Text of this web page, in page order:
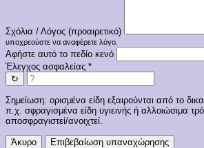
Σχόλια / Λόγος (προαιρετικό)
υποχρεούστε να αναφέρετε λόγο.
Αφήστε αυτό το πεδίο κενό
Έλεγχος ασφαλείας *
↻
Σημείωση: ορισμένα είδη εξαιρούνται από το
π.χ. σφραγισμένα είδη υγιεινής ή αλλοιώσιμα
αποσφραγιστεί/ανοιχτεί.
Άκυρο Επιβεβαίωση υπαναχώρησης